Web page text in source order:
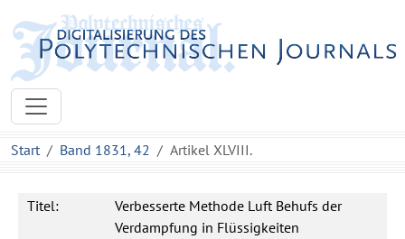
Start Band 1831, 42 Artikel XLVIII.
Titel:
Verbesserte Methode Luft Behufs der
Verdampfung in Flüssigkeiten